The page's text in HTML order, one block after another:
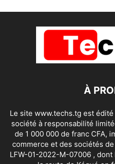
À
Le site www.techs.tg est édité
société à responsabilité
de 1 000 000 de franc CFA,
commerce et des sociétés
LFW-01-2022-M-07006 ,